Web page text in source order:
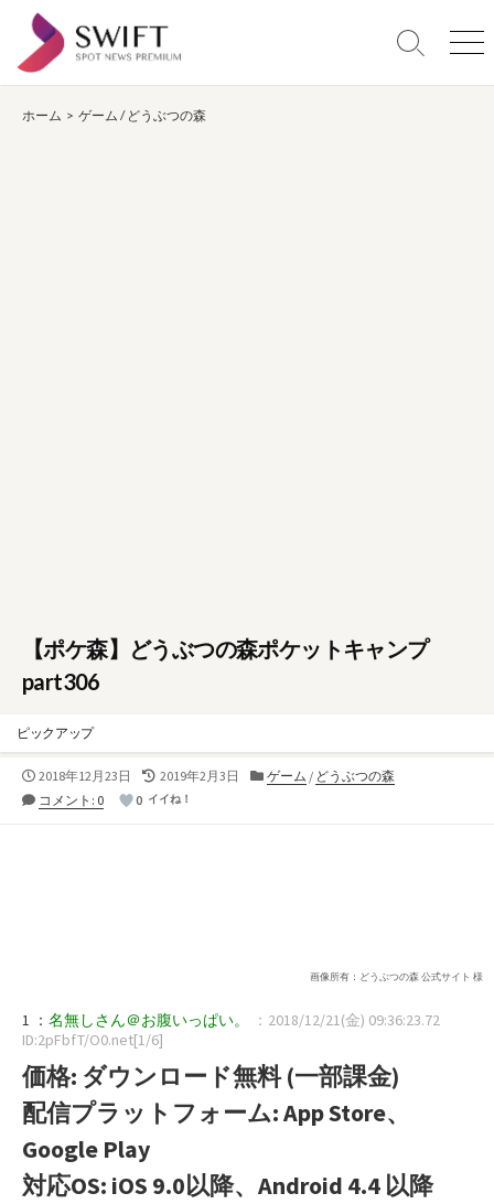
テ
検
メ
ホーム > ゲーム / どうぶつの森
【ポケ森】どうぶつの森ポケットキャンプ
part306
ピックアップ
公
開
2018年12月23日
最
終
2019年2月3日
カ
ゲーム / どうぶつの森
コメント: 0
0 イイね！
画像所有：どうぶつの森 公式サイト 様
1 ： 名無しさん＠お腹いっぱい。
：2018/12/21(金) 09:36:23.72
ID:2pFbfT/O0.net[1/6]
価格: ダウンロード無料 (一部課金)
配信プラットフォーム: App Store、
Google Play
対応OS: iOS 9.0以降、Android 4.4 以降